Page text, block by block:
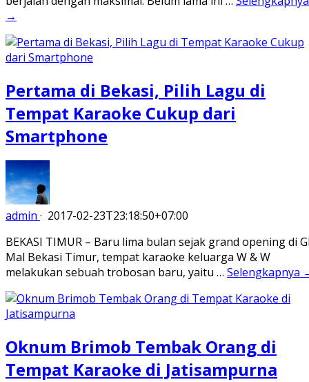
→
Pertama di Bekasi, Pilih Lagu di
Tempat Karaoke Cukup dari
Smartphone
admin · 2017-02-23T23:18:50+07:00
BEKASI TIMUR – Baru lima bulan sejak grand opening di
Mal Bekasi Timur, tempat karaoke keluarga W & W
melakukan sebuah trobosan baru, yaitu … Selengkapnya
Oknum Brimob Tembak Orang di
Tempat Karaoke di Jatisampurna